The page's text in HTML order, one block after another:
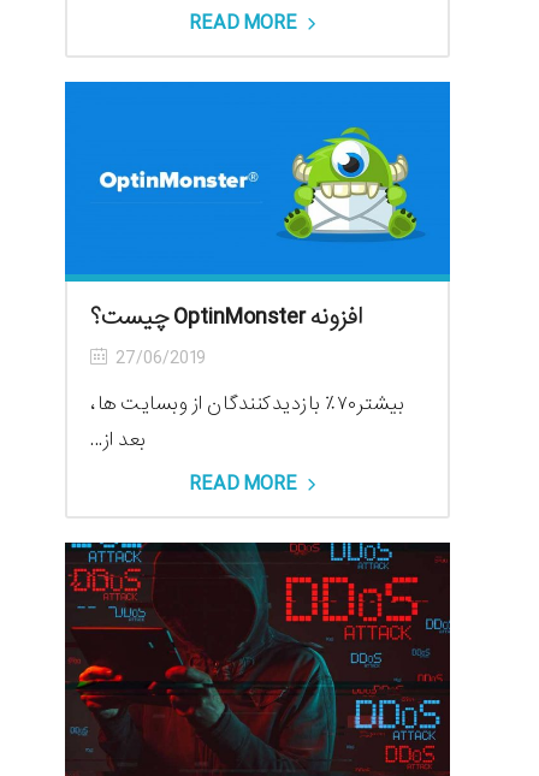
READ MORE
افزونه OptinMonster چیست؟
27/06/2019
بیشتر۷۰٪ بازدیدکنندگان از وبسایت ها،
بعد از...
READ MORE